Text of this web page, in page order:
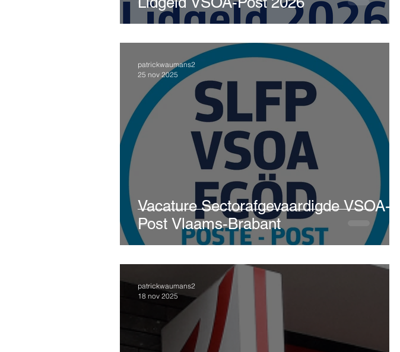
Vacature Sectorafgevaardigde VSOA-
Post Vlaams-Brabant
patrickwaumans2
25 nov 2025
patrickwaumans2
18 nov 2025